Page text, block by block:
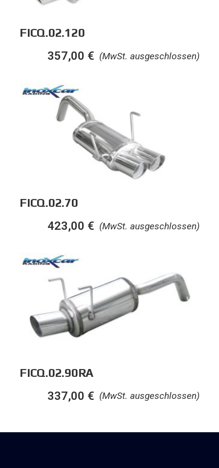
FICQ.02.120
(MwSt. ausgeschlossen)
357,00 €
FICQ.02.70
(MwSt. ausgeschlossen)
423,00 €
FICQ.02.90RA
(MwSt. ausgeschlossen)
337,00 €